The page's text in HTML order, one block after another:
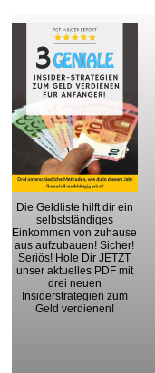
Die Geldliste hilft dir ein
selbstständiges
Einkommen von zuhause
aus aufzubauen! Sicher!
Seriös! Hole Dir JETZT
unser aktuelles PDF mit
drei neuen
Insiderstrategien zum
Geld verdienen!